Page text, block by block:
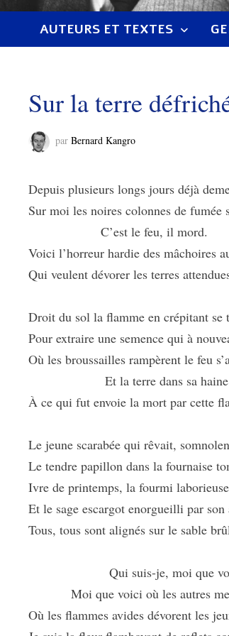
AUTEURS ET TEXTES
Sur la terre
parBernard Kangro
Depuis plusieurs longs jours déjà
Sur moi les noires colonnes de fumée
C’est le feu, il mord.
Voici l’horreur hardie des mâchoires
Qui veulent dévorer les terres
Droit du sol la flamme en crépitant se
Pour extraire une semence qui à
Où les broussailles rampèrent le feu
Et la terre dans sa haine
À ce qui fut envoie la mort par cette
Le jeune scarabée qui rêvait,
Le tendre papillon dans la fournaise
Ivre de printemps, la fourmi
Et le sage escargot enorgueilli par son
Tous, tous sont alignés sur le sable
Qui suis-je, moi que
Moi que voici où les autres
Où les flammes avides dévorent les